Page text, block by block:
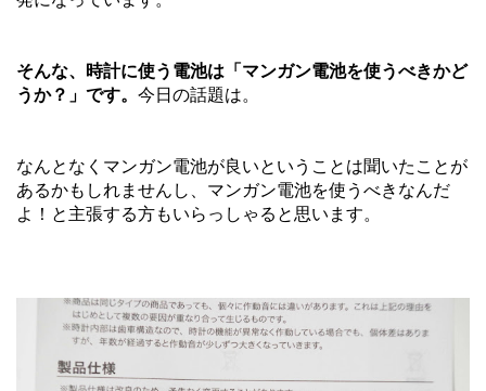
そんな、時計に使う電池は「マンガン電池を使うべきかど
うか？」です。 今日の話題は。
なんとなくマンガン電池が良いということは聞いたことが
あるかもしれませんし、マンガン電池を使うべきなんだ
よ！と主張する方もいらっしゃると思います。